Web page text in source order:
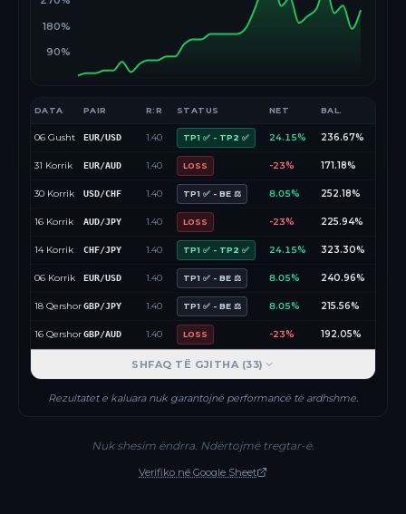
90%
180%
DATA PAIR R:R STATUS NET BAL.
06 Gusht EUR/USD 1.40 TP1 ✅ - TP2 ✅ 24.15% 236.67%
31 Korrik EUR/AUD 1.40 LOSS -23% 171.18%
30 Korrik USD/CHF 1.40 TP1 ✅ - BE ⚖️ 8.05% 252.18%
16 Korrik AUD/JPY 1.40 LOSS -23% 225.94%
14 Korrik CHF/JPY 1.40 TP1 ✅ - TP2 ✅ 24.15% 323.30%
06 Korrik EUR/USD 1.40 TP1 ✅ - BE ⚖️ 8.05% 240.96%
18 QershorGBP/JPY 1.40 TP1 ✅ - BE ⚖️ 8.05% 215.56%
16 QershorGBP/AUD 1.40 LOSS -23% 192.05%
SHFAQ TË GJITHA (33)
Rezultatet e kaluara nuk garantojnë performancë të ardhshme.
Nuk shesim ëndrra. Ndërtojmë tregtar-ë.
Verifiko në Google Sheet